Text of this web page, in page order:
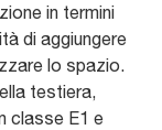
in termini
di aggiungere
lo spazio.
testiera,
classe E1 e